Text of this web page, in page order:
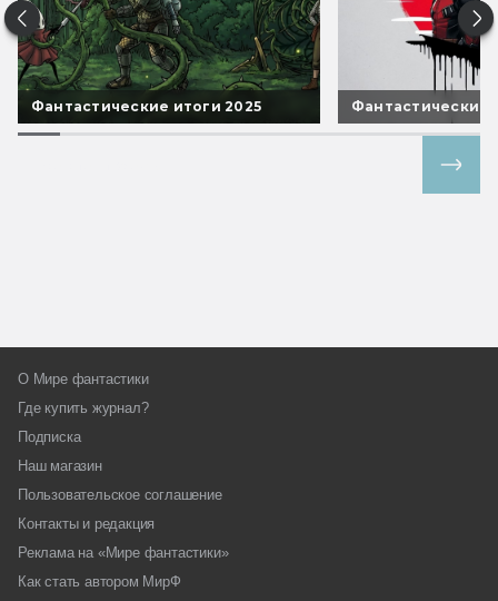
Фантастические итоги 2025 Фантастические
О Мире фантастики
Где купить журнал?
Подписка
Наш магазин
Пользовательское соглашение
Контакты и редакция
Реклама на «Мире фантастики»
Как стать автором МирФ